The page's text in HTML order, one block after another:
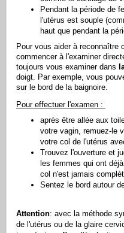
Pendant la période de
l'utérus est souple
haut que pendant la
Pour vous aider à reconnaître
commencer à l'examiner
toujours vous examiner dans
doigt. Par exemple, vous
sur le bord de la baignoire.
Pour effectuer l'examen :
après être allée aux
votre vagin, remuez-le
votre col de l'utérus
Trouvez l'ouverture et
les femmes qui ont
col n'est jamais
Sentez le bord autour
Attention: avec la méthode
de l'utérus ou de la glaire